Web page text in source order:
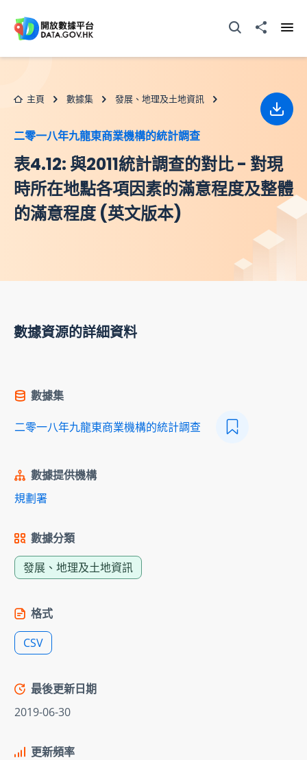
打開搜尋器分享至
主頁 數據集 發展、地理及土地資訊
二零一八年九龍東商業機構的統計調查
表4.12: 與2011統計調查的對比 - 對現
時所在地點各項因素的滿意程度及整體
的滿意程度 (英文版本)
下載
數據資源的詳細資料
數據集
二零一八年九龍東商業機構的統計調查
數據提供機構
規劃署
數據分類
發展、地理及土地資訊
格式
CSV
最後更新日期
2019-06-30
更新頻率